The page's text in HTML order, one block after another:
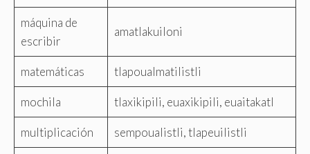
máquina de
escribir
amatlakuiloni
matemáticas tlapoualmatilistli
mochila tlaxikipili, euaxikipili, euaitakatl
multiplicación sempoualistli, tlapeuilistli